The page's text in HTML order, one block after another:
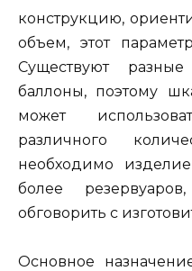
конструкцию,
объем, этот
Существуют
баллоны, поэтому
может
различного
необходимо
более
обговорить с
Основное